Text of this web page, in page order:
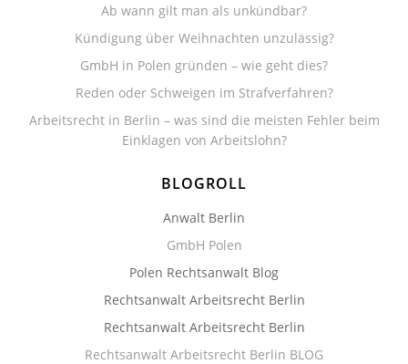
Ab wann gilt man als unkündbar?
Kündigung über Weihnachten unzulässig?
GmbH in Polen gründen – wie geht dies?
Reden oder Schweigen im Strafverfahren?
Arbeitsrecht in Berlin – was sind die meisten Fehler beim
Einklagen von Arbeitslohn?
BLOGROLL
Anwalt Berlin
GmbH Polen
Polen Rechtsanwalt Blog
Rechtsanwalt Arbeitsrecht Berlin
Rechtsanwalt Arbeitsrecht Berlin
Rechtsanwalt Arbeitsrecht Berlin BLOG